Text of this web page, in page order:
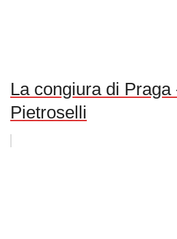
La congiura di
Pietroselli